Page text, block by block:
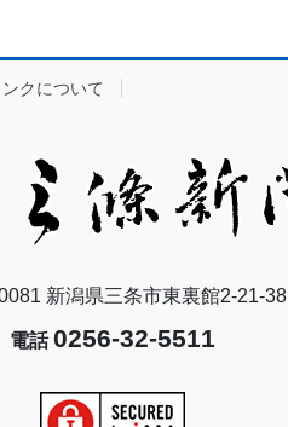
クについて
新潟県三条市東裏館2-21-38
電話0256-32-5511